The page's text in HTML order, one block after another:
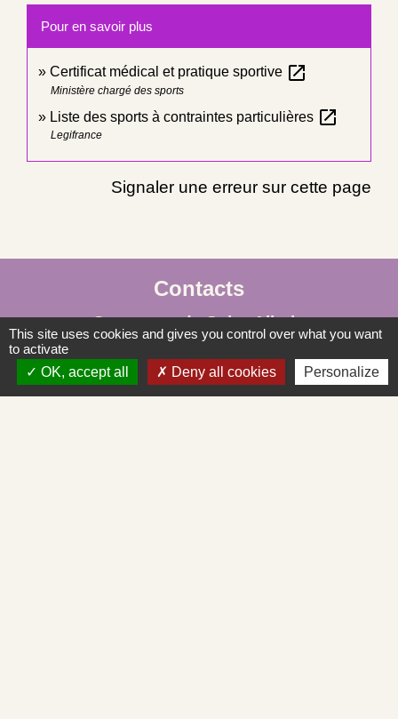
Pour en savoir plus
Certificat médical et pratique sportive open_in_new
Ministère chargé des sports
Liste des sports à contraintes particulières open_in_new
Legifrance
Signaler une erreur sur cette page
Contacts
Commune de Saint-Albain
Place de la Mairie
71260 Saint-Albain - FRANCE
+33 3 85 27 90 80
This site uses cookies and gives you control over what you want
to activate
OK, accept all
Deny all cookies Personalize